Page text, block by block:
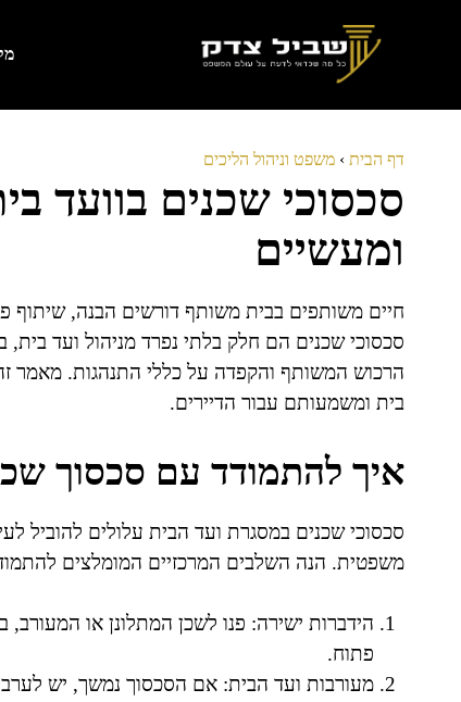
דף הבית › משפט וניהול הליכים
סכסוכי שכנים בוועד
ומעשיים
חיים משותפים בבית משותף דורשים הבנה, שיתוף
סכסוכי שכנים הם חלק בלתי נפרד מניהול ועד
הרכוש המשותף והקפדה על כללי התנהגות. מאמר
בית ומשמעותם עבור הדיירים.
איך להתמודד עם סכסוך
סכסוכי שכנים במסגרת ועד הבית עלולים להוביל
משפטית. הנה השלבים המרכזיים המומלצים
הידברות ישירה: פנו לשכן המתלונן או המעורב,
פתוח.
מעורבות ועד הבית: אם הסכסוך נמשך, יש